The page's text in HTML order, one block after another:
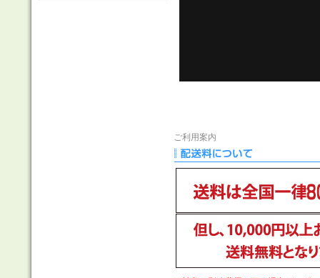
ご利用案内